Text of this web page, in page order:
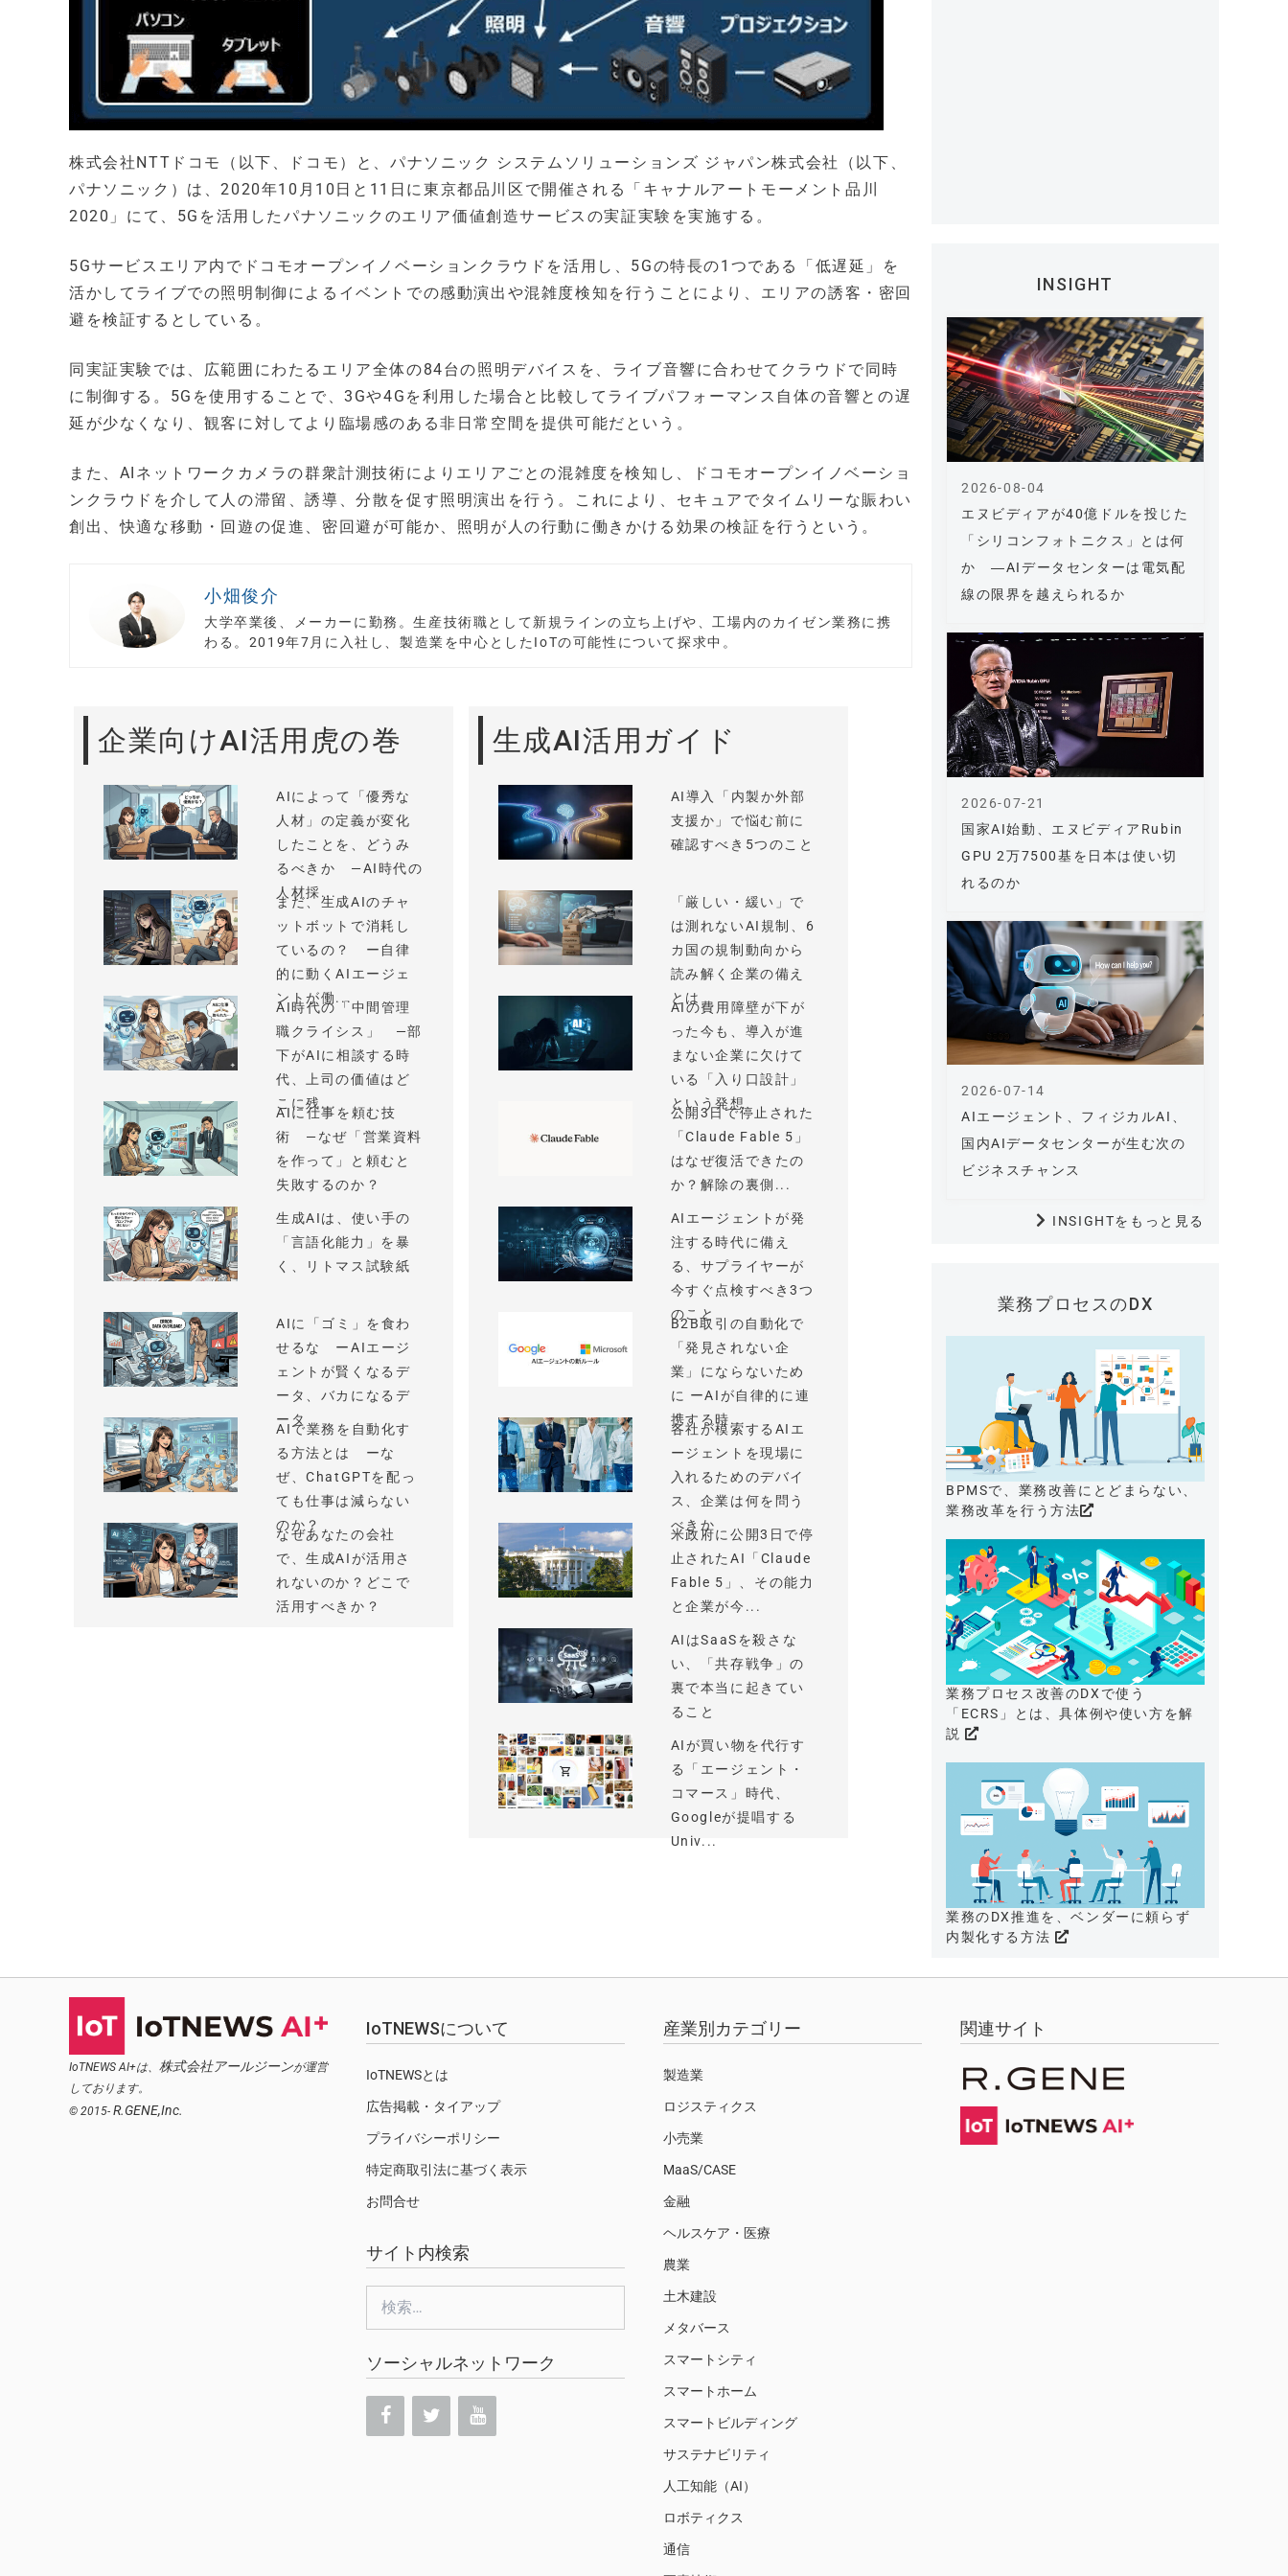
株式会社NTTドコモ（以下、ドコモ）と、パナソニック システムソリューションズ ジャパン株式会社（以下、
パナソニック）は、2020年10月10日と11日に東京都品川区で開催される「キャナルアートモーメント品川
2020」にて、5Gを活用したパナソニックのエリア価値創造サービスの実証実験を実施する。
5Gサービスエリア内でドコモオープンイノベーションクラウドを活用し、5Gの特長の1つである「低遅延」を
活かしてライブでの照明制御によるイベントでの感動演出や混雑度検知を行うことにより、エリアの誘客・密回
避を検証するとしている。
同実証実験では、広範囲にわたるエリア全体の84台の照明デバイスを、ライブ音響に合わせてクラウドで同時
に制御する。5Gを使用することで、3Gや4Gを利用した場合と比較してライブパフォーマンス自体の音響との遅
延が少なくなり、観客に対してより臨場感のある非日常空間を提供可能だという。
また、AIネットワークカメラの群衆計測技術によりエリアごとの混雑度を検知し、ドコモオープンイノベーショ
ンクラウドを介して人の滞留、誘導、分散を促す照明演出を行う。これにより、セキュアでタイムリーな賑わい
創出、快適な移動・回遊の促進、密回避が可能か、照明が人の行動に働きかける効果の検証を行うという。
小畑俊介
大学卒業後、メーカーに勤務。生産技術職として新規ラインの立ち上げや、工場内のカイゼン業務に携
わる。2019年7月に入社し、製造業を中心としたIoTの可能性について探求中。
企業向けAI活用虎の巻
AIによって「優秀な
人材」の定義が変化
したことを、どうみ
るべきか —AI時代の
人材採...
まだ、生成AIのチャ
ットボットで消耗し
ているの？ ー自律
的に動くAIエージェ
ントが働...
AI時代の「中間管理
職クライシス」 —部
下がAIに相談する時
代、上司の価値はど
こに残...
AIに仕事を頼む技
術 —なぜ「営業資料
を作って」と頼むと
失敗するのか？
生成AIは、使い手の
「言語化能力」を暴
く、リトマス試験紙
AIに「ゴミ」を食わ
せるな ーAIエージ
ェントが賢くなるデ
ータ、バカになるデ
ータ
AIで業務を自動化す
る方法とは ーな
ぜ、ChatGPTを配っ
ても仕事は減らない
のか？
なぜあなたの会社
で、生成AIが活用さ
れないのか？どこで
活用すべきか？
生成AI活用ガイド
AI導入「内製か外部
支援か」で悩む前に
確認すべき5つのこと
「厳しい・緩い」で
は測れないAI規制、6
カ国の規制動向から
読み解く企業の備え
とは
AIの費用障壁が下が
った今も、導入が進
まない企業に欠けて
いる「入り口設計」
という発想
公開3日で停止された
「Claude Fable 5」
はなぜ復活できたの
か？解除の裏側...
AIエージェントが発
注する時代に備え
る、サプライヤーが
今すぐ点検すべき3つ
のこと
B2B取引の自動化で
「発見されない企
業」にならないため
に ーAIが自律的に連
携する時...
各社が模索するAIエ
ージェントを現場に
入れるためのデバイ
ス、企業は何を問う
べきか
米政府に公開3日で停
止されたAI「Claude
Fable 5」、その能力
と企業が今...
AIはSaaSを殺さな
い、「共存戦争」の
裏で本当に起きてい
ること
AIが買い物を代行す
る「エージェント・
コマース」時代、
Googleが提唱する
Univ...
INSIGHT
エヌビディアが40億ドルを投じた
「シリコンフォトニクス」とは何
か ―AIデータセンターは電気配
線の限界を越えられるか
2026-08-04
国家AI始動、エヌビディアRubin
GPU 2万7500基を日本は使い切
れるのか
2026-07-21
AIエージェント、フィジカルAI、
国内AIデータセンターが生む次の
ビジネスチャンス
2026-07-14
INSIGHTをもっと見る
業務プロセスのDX
BPMSで、業務改善にとどまらない、
業務改革を行う方法
業務プロセス改善のDXで使う
「ECRS」とは、具体例や使い方を解
説
業務のDX推進を、ベンダーに頼らず
内製化する方法
IoTNEWS AI+は、 株式会社アールジーンが運営
しております。
© 2015- R.GENE,Inc.
IoTNEWSについて
IoTNEWSとは
広告掲載・タイアップ
プライバシーポリシー
特定商取引法に基づく表示
お問合せ
サイト内検索
索:
ソーシャルネットワーク
産業別カテゴリー
製造業
ロジスティクス
小売業
MaaS/CASE
金融
ヘルスケア・医療
農業
土木建設
メタバース
スマートシティ
スマートホーム
スマートビルディング
サステナビリティ
人工知能（AI）
ロボティクス
通信
関連サイト